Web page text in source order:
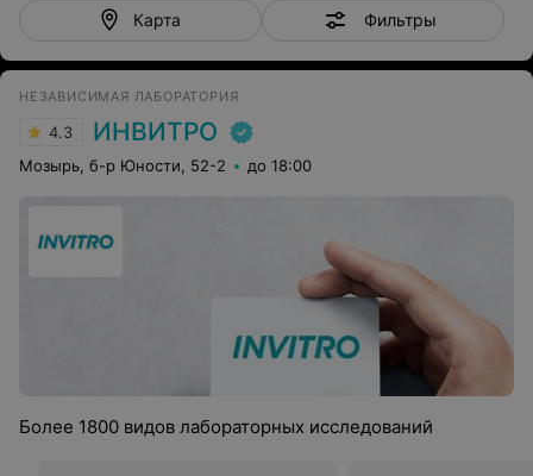
Карта Фильтры
НЕЗАВИСИМАЯ ЛАБОРАТОРИЯ
4.3 ИНВИТРО
Мозырь, б-р Юности, 52-2 до 18:00
Более 1800 видов лабораторных исследований